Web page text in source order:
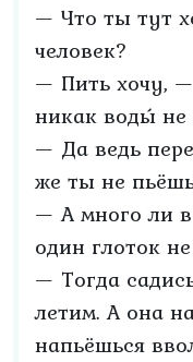
— Что ты тут
человек?
— Пить хочу,
никак воды́ не
— Да ведь
же ты не
— А много ли
один глоток
— Тогда
летим. А она
напьёшься